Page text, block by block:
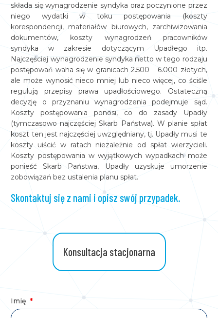
składa się wynagrodzenie syndyka oraz poczynione przez
niego wydatki w toku postępowania (koszty
korespondencji, materiałów biurowych, zarchiwizowania
dokumentów, koszty wynagrodzeń pracowników
syndyka w zakresie dotyczącym Upadłego itp.
Najczęściej wynagrodzenie syndyka netto w tego rodzaju
postępowań waha się w granicach 2.500 – 6.000 złotych,
ale może wynosić nieco mniej lub nieco więcej, co ściśle
regulują przepisy prawa upadłościowego. Ostateczną
decyzję o przyznaniu wynagrodzenia podejmuje sąd.
Koszty postępowania ponosi, co do zasady Upadły
(tymczasowo najczęściej Skarb Państwa). W planie spłat
koszt ten jest najczęściej uwzględniany, tj. Upadły musi te
koszty uiścić w ratach niezależnie od spłat wierzycieli.
Koszty postępowania w wyjątkowych wypadkach może
ponieść Skarb Państwa, Upadły uzyskuje umorzenie
zobowiązań bez ustalenia planu spłat.
Skontaktuj się z nami i opisz swój przypadek.
Konsultacja stacjonarna
Imię